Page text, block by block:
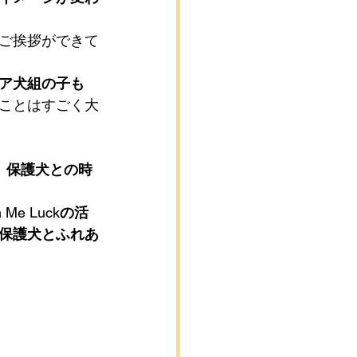
挨拶ができて
犬組の子も
とはすごく大
保護犬との時
Me Luckの活
護犬とふれあ